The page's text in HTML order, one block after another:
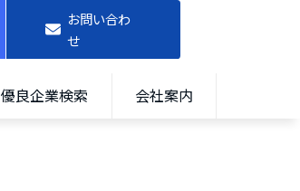
お問い合わ
せ
優良企業検索 会社案内